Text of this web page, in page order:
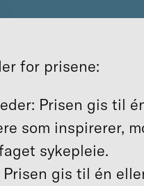
for prisene:
Prisen gis til
som inspirerer,
sykepleie.
gis til én